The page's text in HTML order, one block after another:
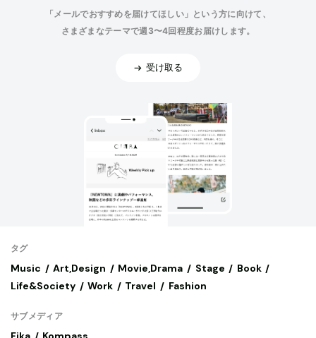
「メールでおすすめを届けてほしい」という方に向けて、
さまざまなテーマで週3〜4回程度お届けします。
受け取る
タグ
Music Art,Design Movie,Drama Stage
Book
Life&Society
Work Travel Fashion
サブメディア